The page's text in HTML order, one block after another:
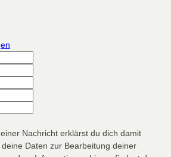
Nachricht erklärst du dich damit
Daten zur Bearbeitung deiner